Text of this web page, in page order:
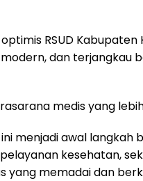
RSUD
dan terjangkau
medis yang
menjadi awal langkah
kesehatan,
yang memadai dan